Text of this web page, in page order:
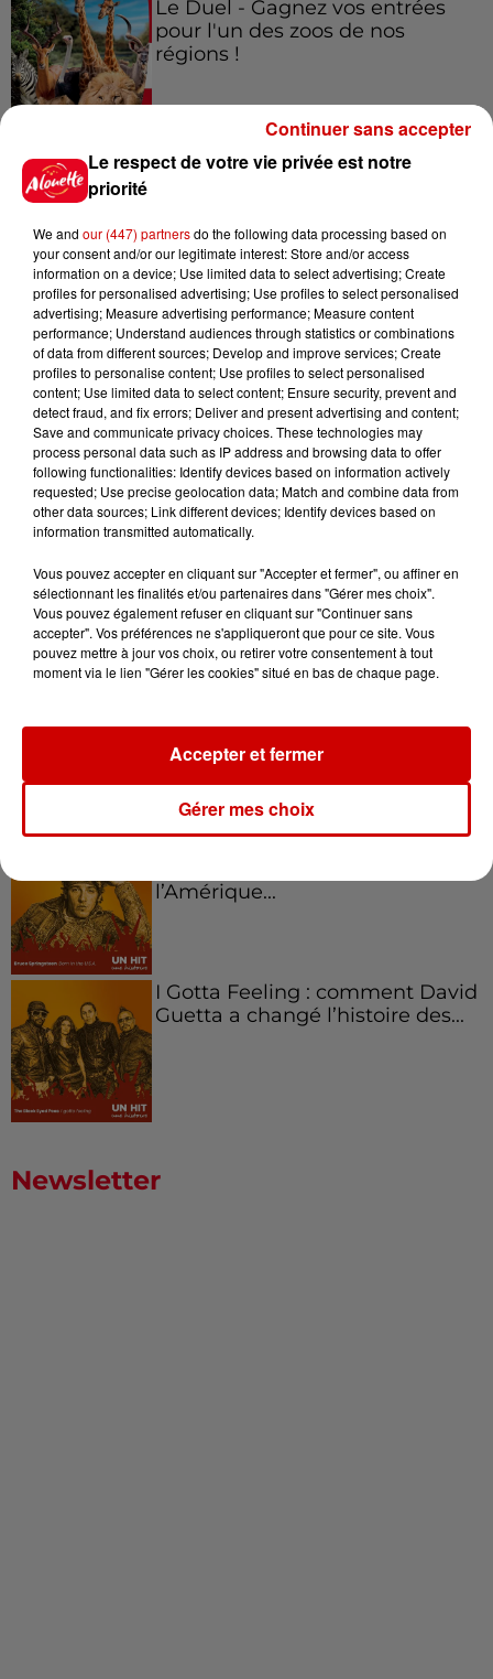
Le Duel - Gagnez vos entrées
pour l'un des zoos de nos
régions !
Destination Vacances - Gagnez
votre séjour en famille au cœur
Destination Vacances : inscrivez-
vous !
Podcasts Voir plus
emblématique de
l'entrepreneuriat féminin
Canada et accueillir les bleus à
Boston,...
l’Amérique...
I Gotta Feeling : comment David
Guetta a changé l’histoire des...
Newsletter
Le respect de votre vie privée est notre
priorité
We and our (447) partnersdo the following data processing based on
your consent and/or our legitimate interest: Store and/or access
information on a device; Use limited data to select advertising; Create
profiles for personalised advertising; Use profiles to select personalised
advertising; Measure advertising performance; Measure content
performance; Understand audiences through statistics or combinations
of data from different sources; Develop and improve services; Create
profiles to personalise content; Use profiles to select personalised
content; Use limited data to select content; Ensure security, prevent and
detect fraud, and fix errors; Deliver and present advertising and content;
Save and communicate privacy choices. These technologies may
process personal data such as IP address and browsing data to offer
following functionalities: Identify devices based on information actively
requested; Use precise geolocation data; Match and combine data from
other data sources; Link different devices; Identify devices based on
information transmitted automatically.
Vous pouvez accepter en cliquant sur "Accepter et fermer", ou affiner en
sélectionnant les finalités et/ou partenaires dans "Gérer mes choix".
Vous pouvez également refuser en cliquant sur "Continuer sans
accepter". Vos préférences ne s'appliqueront que pour ce site. Vous
pouvez mettre à jour vos choix, ou retirer votre consentement à tout
moment via le lien "Gérer les cookies" situé en bas de chaque page.
Gérer mes choix
Accepter et fermer
Continuer sans accepter